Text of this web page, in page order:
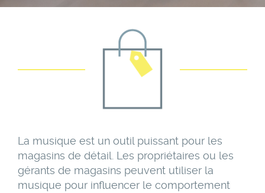
La musique est un outil puissant pour les
magasins de détail. Les propriétaires ou les
gérants de magasins peuvent utiliser la
musique pour influencer le comportement